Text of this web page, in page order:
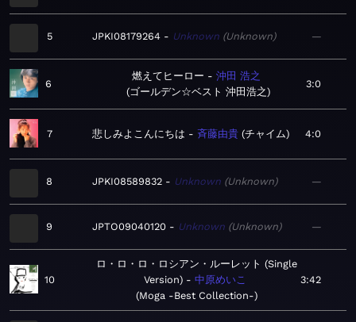
5 JPKI08179264 Unknown Unknown —
6
燃えてヒーロー
沖田 浩之
ゴールデン☆ベスト 沖田浩之
3:0
7 悲しみよこんにちは 斉藤由貴 チャイム 4:0
8 JPKI08589832 Unknown Unknown —
9 JPTO09040120 Unknown Unknown —
10
ロ・ロ・ロ・ロシアン・ルーレット (Single
Version)
中原めいこ
Moga -Best Collection-
3:42